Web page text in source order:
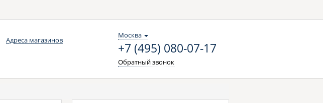
Адреса магазинов
Москва
+7 (495) 080-07-17
Обратный звонок